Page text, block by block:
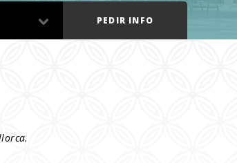
PEDIR INFO